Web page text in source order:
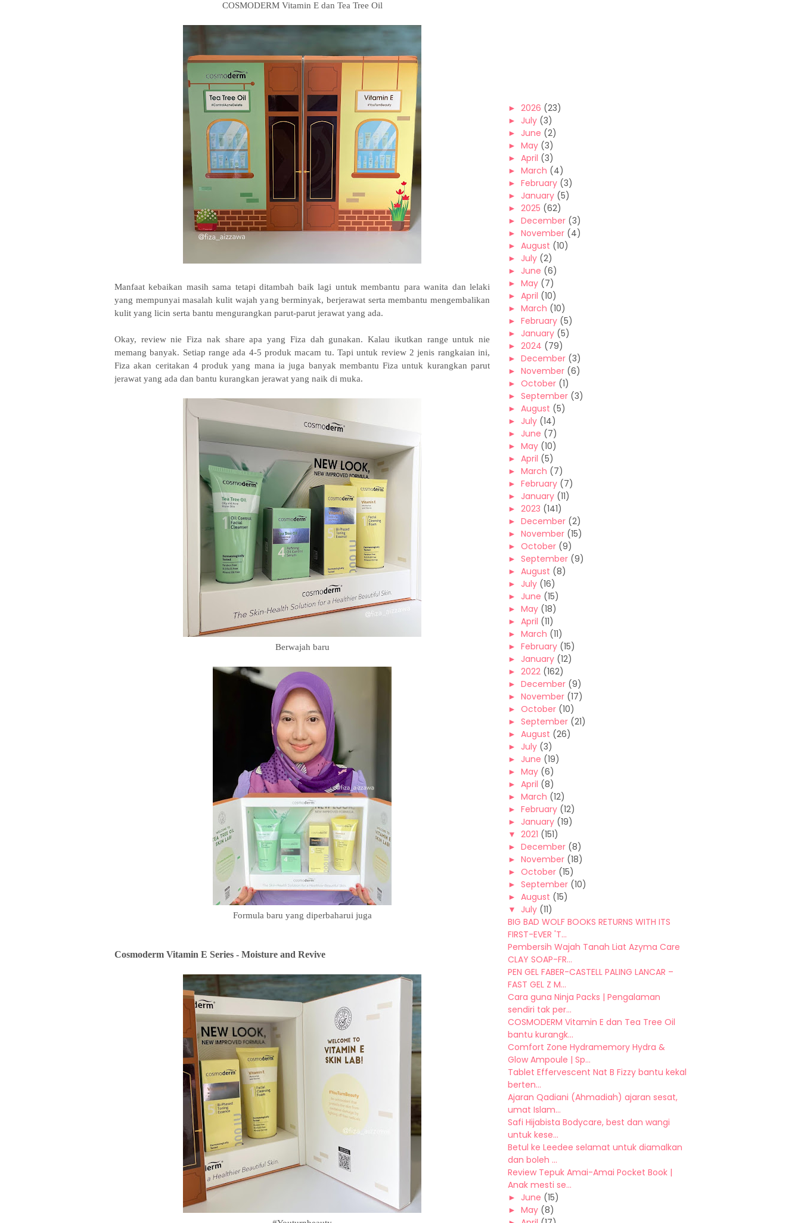
COSMODERM Vitamin E dan Tea Tree Oil
Manfaat kebaikan masih sama tetapi ditambah baik lagi untuk membantu para wanita dan lelaki
yang mempunyai masalah kulit wajah yang berminyak, berjerawat serta membantu mengembalikan
kulit yang licin serta bantu mengurangkan parut-parut jerawat yang ada.
Okay, review nie Fiza nak share apa yang Fiza dah gunakan. Kalau ikutkan range untuk nie
memang banyak. Setiap range ada 4-5 produk macam tu. Tapi untuk review 2 jenis rangkaian ini,
Fiza akan ceritakan 4 produk yang mana ia juga banyak membantu Fiza untuk kurangkan parut
jerawat yang ada dan bantu kurangkan jerawat yang naik di muka.
Berwajah baru
Formula baru yang diperbaharui juga
Cosmoderm Vitamin E Series - Moisture and Revive
► 2026 (23)
► July (3)
► June (2)
► May (3)
► April (3)
► March (4)
► February (3)
► January (5)
► 2025 (62)
► December (3)
► November (4)
► August (10)
► July (2)
► June (6)
► May (7)
► April (10)
► March (10)
► February (5)
► January (5)
► 2024 (79)
► December (3)
► November (6)
► October (1)
► September (3)
► August (5)
► July (14)
► June (7)
► May (10)
► April (5)
► March (7)
► February (7)
► January (11)
► 2023 (141)
► December (2)
► November (15)
► October (9)
► September (9)
► August (8)
► July (16)
► June (15)
► May (18)
► April (11)
► March (11)
► February (15)
► January (12)
► 2022 (162)
► December (9)
► November (17)
► October (10)
► September (21)
► August (26)
► July (3)
► June (19)
► May (6)
► April (8)
► March (12)
► February (12)
► January (19)
▼ 2021 (151)
► December (8)
► November (18)
► October (15)
► September (10)
► August (15)
▼ July (11)
BIG BAD WOLF BOOKS RETURNS WITH ITS
FIRST-EVER 'T...
Pembersih Wajah Tanah Liat Azyma Care
CLAY SOAP-FR...
PEN GEL FABER-CASTELL PALING LANCAR –
FAST GEL Z M...
Cara guna Ninja Packs | Pengalaman
sendiri tak per...
COSMODERM Vitamin E dan Tea Tree Oil
bantu kurangk...
Comfort Zone Hydramemory Hydra &
Glow Ampoule | Sp...
Tablet Effervescent Nat B Fizzy bantu kekal
berten...
Ajaran Qadiani (Ahmadiah) ajaran sesat,
umat Islam...
Safi Hijabista Bodycare, best dan wangi
untuk kese...
Betul ke Leedee selamat untuk diamalkan
dan boleh ...
Review Tepuk Amai-Amai Pocket Book |
Anak mesti se...
► June (15)
► May (8)